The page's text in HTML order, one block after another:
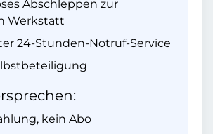
Abschleppen zur
Werkstatt
24-Stunden-Notruf-Service
kein Abo